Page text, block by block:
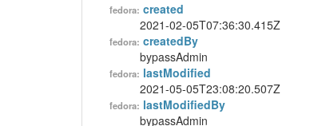
fedora: created
2021-02-05T07:36:30.415Z
fedora: createdBy
bypassAdmin
fedora: lastModified
2021-05-05T23:08:20.507Z
fedora: lastModifiedBy
bypassAdmin